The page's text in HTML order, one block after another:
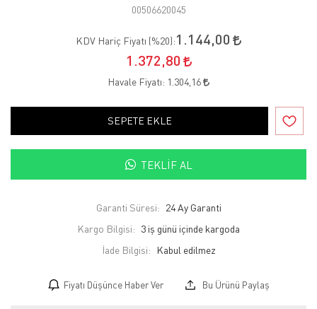
00506620045
KDV Hariç Fiyatı (%20):1.144,00
1.372,80
Havale Fiyatı: 1.304,16
SEPETE EKLE
TEKLIF AL
Garanti Süresi: 24 Ay Garanti
Kargo Bilgisi: 3 iş günü içinde kargoda
İade Bilgisi:
Fiyatı Düşünce Haber Ver Bu Ürünü Paylaş